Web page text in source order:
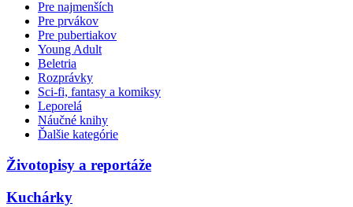
Pre najmenších
Pre prvákov
Pre pubertiakov
Young Adult
Beletria
Rozprávky
Sci-fi, fantasy a komiksy
Leporelá
Náučné knihy
Ďalšie kategórie
Životopisy a reportáže
Kuchárky